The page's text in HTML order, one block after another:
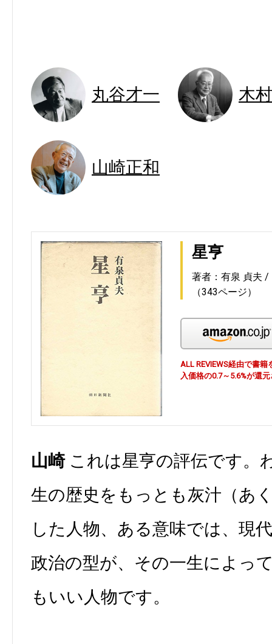
丸谷才一 木
山崎正和
星亨
著者：有泉 貞夫
（343ページ）
ALL REVIEWS経由で書
入価格の0.7～5.6%が還
山崎これは星亨の評伝です。
生の歴史をもっとも灰汁（あ
した人物、ある意味では、現
政治の型が、その一生によっ
もいい人物です。